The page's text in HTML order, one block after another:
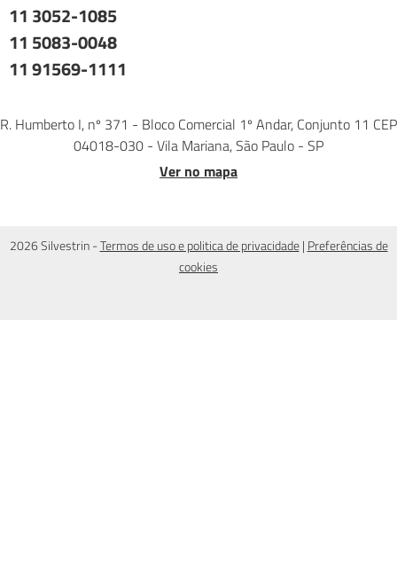
11 3052-1085
11 5083-0048
11 91569-1111
R. Humberto I, nº 371 - Bloco Comercial 1º Andar, Conjunto 11 CEP
04018-030 - Vila Mariana, São Paulo - SP
Ver no mapa
2026 Silvestrin -Termos de uso e politica de privacidade| Preferências de
cookies